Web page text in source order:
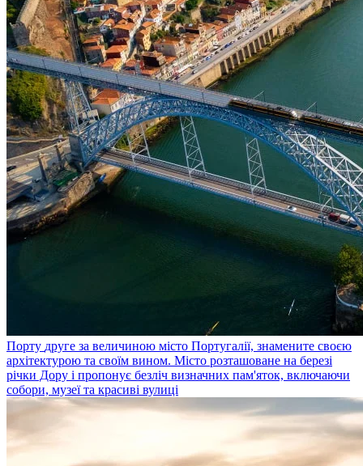
Порту друге за величиною місто Португалії, знамените своєю
архітектурою та своїм вином. Місто розташоване на березі
річки Дору і пропонує безліч визначних пам'яток, включаючи
собори, музеї та красиві вулиці